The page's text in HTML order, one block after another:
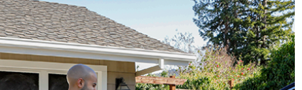
Ricarica domestica